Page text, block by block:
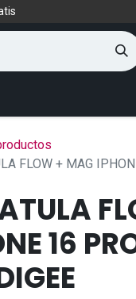
FLOW + MAG
16